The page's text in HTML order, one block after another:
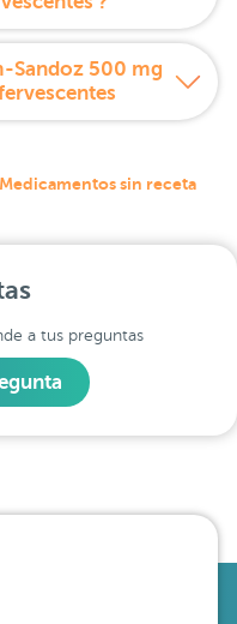
Sandoz 500 mg
sin receta
a tus preguntas